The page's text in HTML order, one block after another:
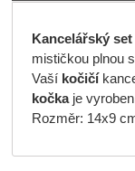
Kancelářský
mističkou plnou
Vaší kočičí
kočkaje vyroben
Rozměr: 14x9